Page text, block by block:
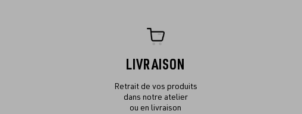
LIVRAISON
Retrait de vos produits
dans notre atelier
ou en livraison